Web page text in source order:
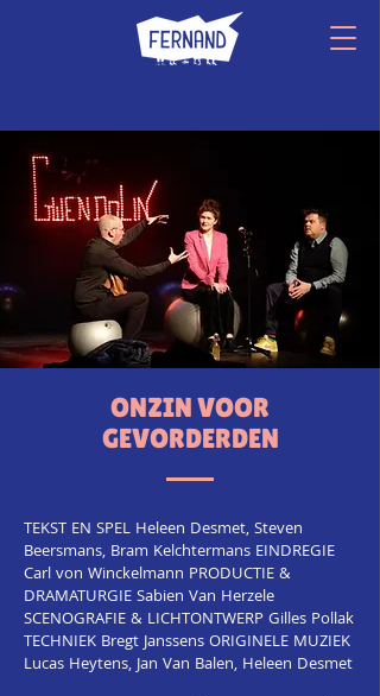
ONZIN VOOR
GEVORDERDEN
TEKST EN SPEL Heleen Desmet, Steven
Beersmans, Bram Kelchtermans EINDREGIE
Carl von Winckelmann PRODUCTIE &
DRAMATURGIE Sabien Van Herzele
SCENOGRAFIE & LICHTONTWERP Gilles Pollak
TECHNIEK Bregt Janssens ORIGINELE MUZIEK
Lucas Heytens, Jan Van Balen, Heleen Desmet